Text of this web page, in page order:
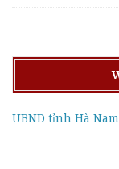
UBND tỉnh Hà